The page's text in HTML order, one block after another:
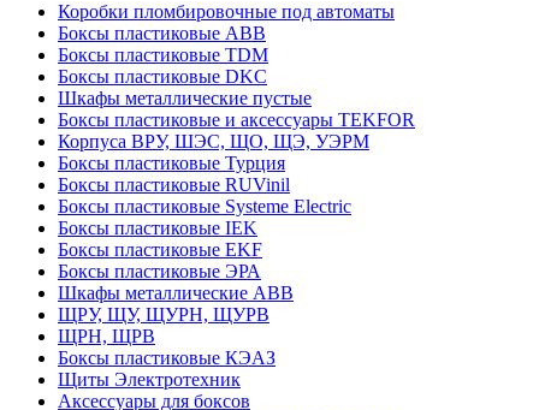
Коробки пломбировочные под автоматы
Боксы пластиковые ABB
Боксы пластиковые TDM
Боксы пластиковые DKC
Шкафы металлические пустые
Боксы пластиковые и аксессуары TEKFOR
Корпуса ВРУ, ШЭС, ЩО, ЩЭ, УЭРМ
Боксы пластиковые Турция
Боксы пластиковые RUVinil
Боксы пластиковые Systeme Electric
Боксы пластиковые IEK
Боксы пластиковые EKF
Боксы пластиковые ЭРА
Шкафы металлические ABB
ЩРУ, ЩУ, ЩУРН, ЩУРВ
ЩРН, ЩРВ
Боксы пластиковые КЭАЗ
Щиты Электротехник
Аксессуары для боксов